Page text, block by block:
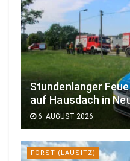
Stundenlanger
auf Hausdach in
6. AUGUST 2026
FORST (LAUSITZ)